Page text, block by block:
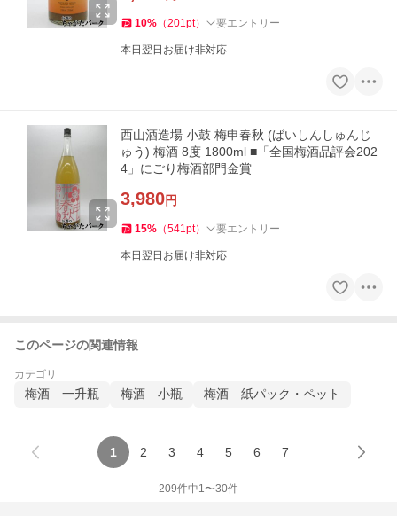
10% （201pt） 要エントリー
本日翌日お届け非対応
西山酒造場 小鼓 梅申春秋 (ばいしんしゅんじ
ゅう) 梅酒 8度 1800ml ■「全国梅酒品評会202
4」にごり梅酒部門金賞
3,980円
15% （541pt） 要エントリー
本日翌日お届け非対応
このページの関連情報
カテゴリ
梅酒 一升瓶 梅酒 小瓶 梅酒 紙パック・ペット
1 2 3 4 5 6 7
209件中1〜30件